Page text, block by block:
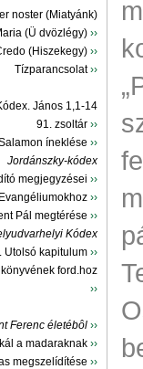
noster (Miatyánk)
(Ü dvözlégy) ››
(Hiszekegy) ››
Tízparancsolat››
János 1,1-14
91. zsoltár ››
íneklése ››
Jordánszky-kódex
megjegyzései ››
››
Pál megtérése ››
Kódex
Utolsó kapitulum ››
ford.hoz
››
Ferenc életébôl ››
a madaraknak ››
megszelídítése ››